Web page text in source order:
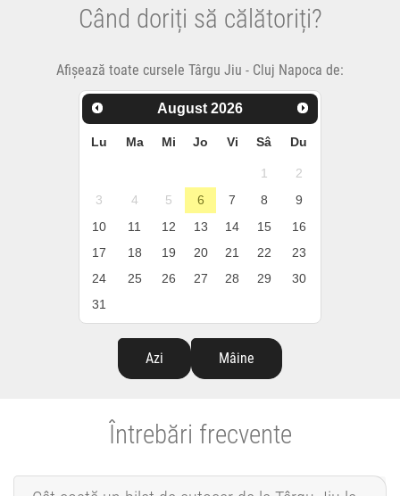
Când doriți să călătoriți?
Afișează toate cursele Târgu Jiu - Cluj Napoca de:
August 2026
Lu Ma Mi Jo Vi Sâ Du
1
2
3
4 5 6 7 8
9
10
11 12 13 14 15
16
17
18 19 20 21 22
23
24
25 26 27 28 29
30
31
Azi Mâine
Întrebări frecvente